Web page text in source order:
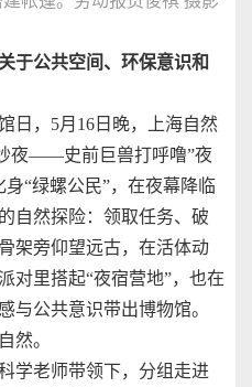
于公共空间、环保意识和
，5月16日晚，上海自然
夜——史前巨兽打呼噜”夜
“绿螺公民”，在夜幕降临
自然探险：领取任务、破
架旁仰望远古，在活体动
对里搭起“夜宿营地”，也在
与公共意识带出博物馆。
然。
老师带领下，分组走进